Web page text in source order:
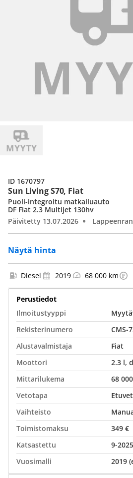
Sun Living S70, Fiat
Näytä hinta
Puoli-integroitu matkailuauto
DF Fiat 2.3 Multijet 130hv
Päivitetty 13.07.2026
ID 1670797
Diesel 2019 68 000 km
Perustiedot
Ilmoitustyyppi
Rekisterinumero
CMS-
Alustavalmistaja
Fiat
Moottori
2.3 l,
Mittarilukema
68
Vetotapa
Vaihteisto
Toimistomaksu
349 €
Katsastettu
9-2025
Vuosimalli
2019